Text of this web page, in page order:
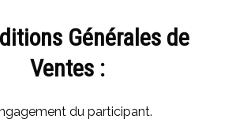
Générales de
Ventes :
du participant.